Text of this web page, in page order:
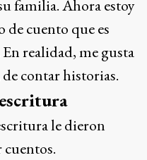
familia. Ahora estoy
de cuento que es
realidad, me gusta
contar historias.
le dieron